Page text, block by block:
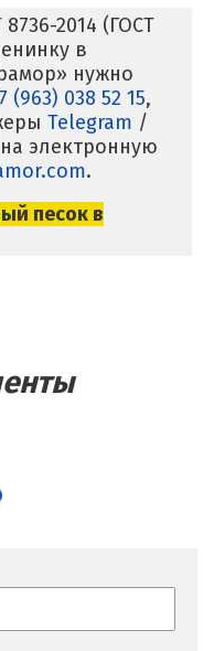
2014 (ГОСТ
в
нужно
(963) 038 52 15,
Telegram /
электронную
.
песок в